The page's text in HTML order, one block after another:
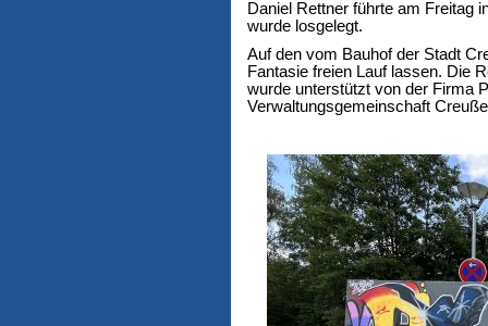
Daniel Rettner führte am Freitag
wurde losgelegt.
Auf den vom Bauhof der Stadt
Fantasie freien Lauf lassen. Die
wurde unterstützt von der Firma
Verwaltungsgemeinschaft